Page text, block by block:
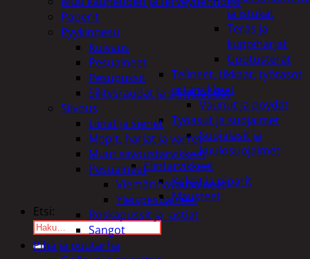
ja istukat
Teräs ja
kuppiharjat
Upotusterät
Telineet, tikkaat, työtasot
ja tarvikkeet
Vaunut ja pöydät
Työasut ja suojaimet
Suojalasit ja
kuulosuojaimet
Elintarvikkeet
Keksit ja piparit
Mausteet
Etsi:
Paperit
Pyykinpesu
Kuivaus
Pesuaineet
Pesupussit
Silitysraudat ja silityslaudat
Siivous
Liinat ja sienet
Mopit, harjat ja varret
Muut siivoustarvikkeet
Pesuaineet
Viemärinavausaineet
Yleispesuaineet
Roskapussit ja -astiat
Sangot
Piha ja puutarha